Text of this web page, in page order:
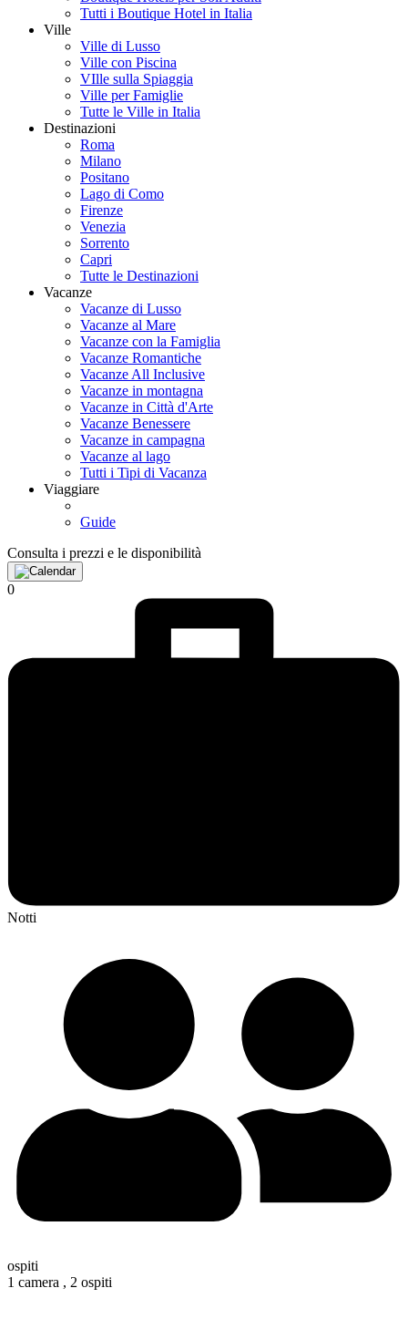
Tutti i Boutique Hotel in Italia
Ville
Ville di Lusso
Ville con Piscina
VIlle sulla Spiaggia
Ville per Famiglie
Tutte le Ville in Italia
Destinazioni
Roma
Milano
Positano
Lago di Como
Firenze
Venezia
Sorrento
Capri
Tutte le Destinazioni
Vacanze
Vacanze di Lusso
Vacanze al Mare
Vacanze con la Famiglia
Vacanze Romantiche
Vacanze All Inclusive
Vacanze in montagna
Vacanze in Città d'Arte
Vacanze Benessere
Vacanze in campagna
Vacanze al lago
Tutti i Tipi di Vacanza
Viaggiare
Guide
Consulta i prezzi e le disponibilità
0
Notti
ospiti
1 camera , 2 ospiti